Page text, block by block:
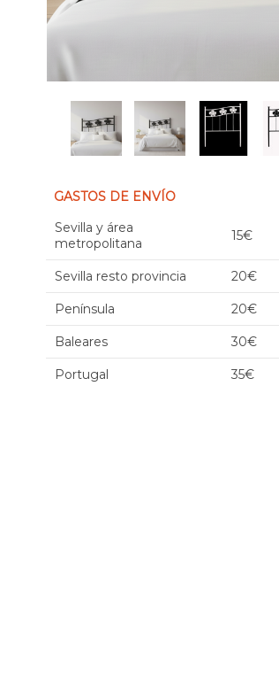
GASTOS DE ENVÍO
Sevilla y área
metropolitana
15€
Sevilla resto provincia 20€
Península 20€
Baleares 30€
Portugal 35€